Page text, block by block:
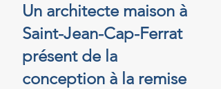
Un architecte maison à
Saint-Jean-Cap-Ferrat
présent de la
conception à la remise